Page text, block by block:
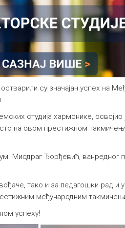
су значајан успех на
студија хармонике,
на овом престижном
Миодраг Ђорђевић,
тако и за педагошки рад и
међународним
успеху!